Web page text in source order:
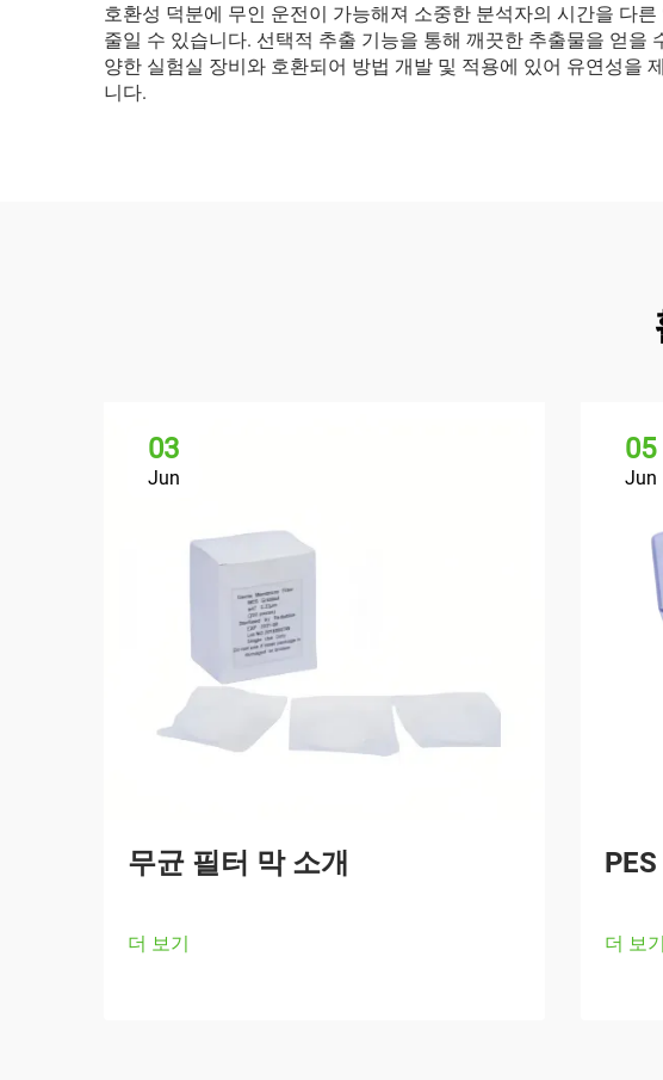
호환성 덕분에 무인 운전이 가능해져 소중한 분석자의 시간을 다
줄일 수 있습니다. 선택적 추출 기능을 통해 깨끗한 추출물을 얻
양한 실험실 장비와 호환되어 방법 개발 및 적용에 있어 유연성을
니다.
03
Jun
무균 필터 막 소개
더 보기
05
Jun
더 보기